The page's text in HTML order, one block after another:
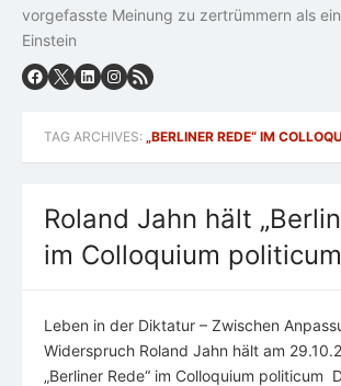
vorgefasste Meinung zu zertrümmern als
Einstein
TAG ARCHIVES: „BERLINER REDE“ IM
Roland Jahn hält
im Colloquium politicum
Leben in der Diktatur – Zwischen
Widerspruch Roland Jahn hält am
„Berliner Rede“ im Colloquium politicum